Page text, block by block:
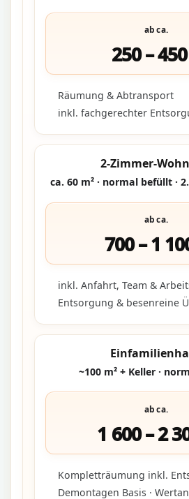
ab ca.
250 –
Räumung & Abtransport
inkl. fachgerechter
2-Zimmer-
ca. 60 m² · normal befüllt ·
ab ca.
700 – 1
inkl. Anfahrt, Team &
Entsorgung & besenreine
~100 m² + Keller ·
ab ca.
1 600 – 2
Kompletträumung inkl.
Demontagen Basis ·